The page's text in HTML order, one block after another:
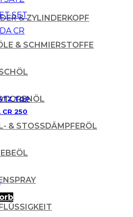
& ZYLINDERKOPF
& SCHMIERSTOFFE
& STOSSDÄMPFERÖL
TOP
CR 250